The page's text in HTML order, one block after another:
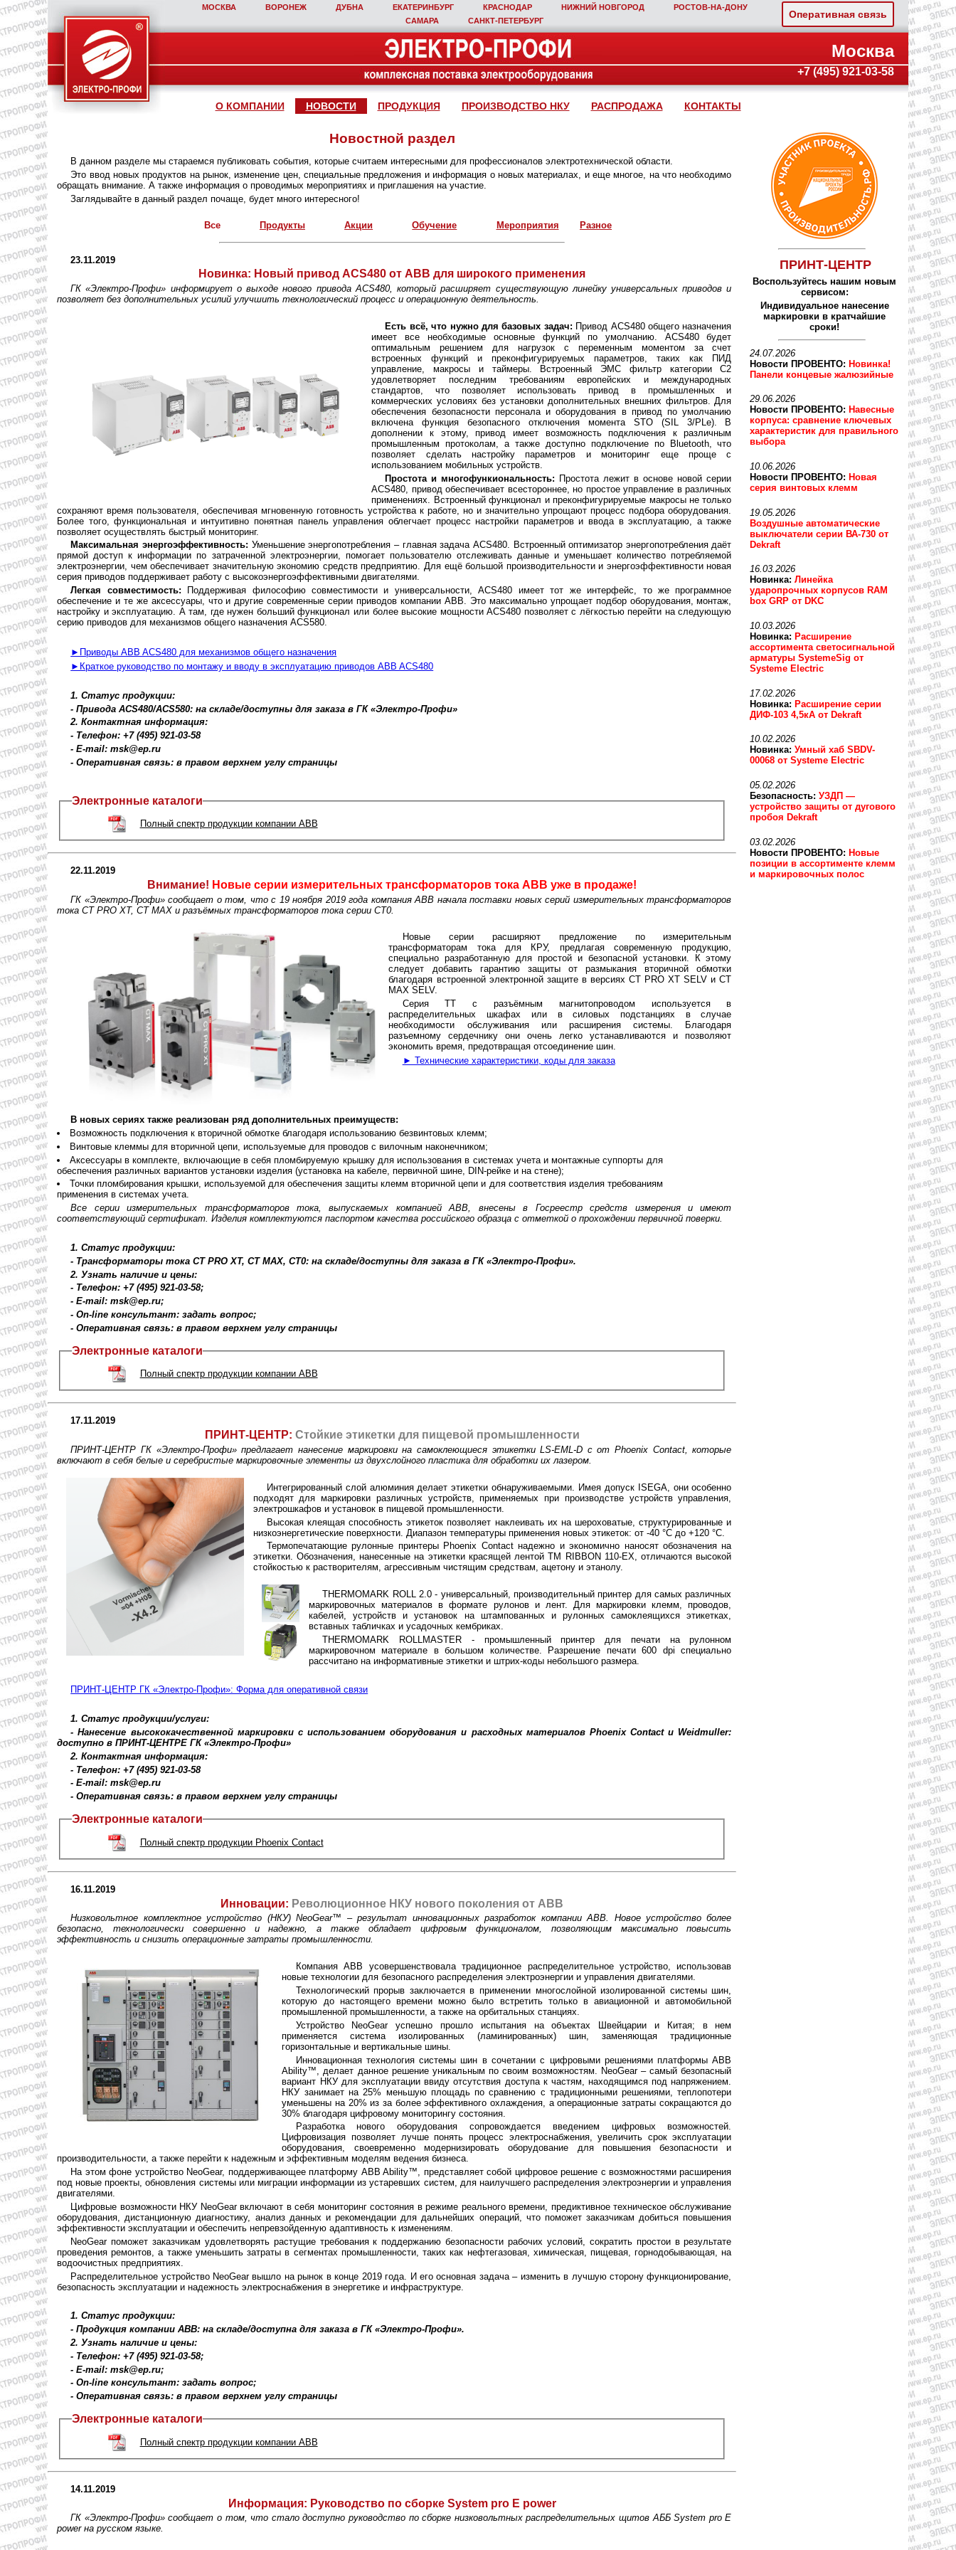
МОСКВА ВОРОНЕЖ ДУБНА ЕКАТЕРИНБУРГ КРАСНОДАР НИЖНИЙ НОВГОРОД
РОСТОВ‑НА‑ДОНУ
САМАРА
САНКТ‑ПЕТЕРБУРГ
Оперативная связь
Москва
+7 (495) 921-03-58
О КОМПАНИИ НОВОСТИ ПРОДУКЦИЯ ПРОИЗВОДСТВО НКУ РАСПРОДАЖА КОНТАКТЫ
Новостной раздел
В данном разделе мы стараемся публиковать события, которые считаем интересными для профессионалов электротехнической области.
Это ввод новых продуктов на рынок, изменение цен, специальные предложения и информация о новых материалах, и еще многое, на что необходимо
обращать внимание. А также информация о проводимых мероприятиях и приглашения на участие.
Заглядывайте в данный раздел почаще, будет много интересного!
Все Продукты Акции Обучение Мероприятия Разное
23.11.2019
Новинка: Новый привод ACS480 от АВВ для широкого применения
ГК «Электро-Профи» информирует о выходе нового привода ACS480, который расширяет существующую линейку универсальных приводов и
позволяет без дополнительных усилий улучшить технологический процесс и операционную деятельность.
Есть всё, что нужно для базовых задач: Привод ACS480 общего назначения
имеет все необходимые основные функций по умолчанию. ACS480 будет
оптимальным решением для нагрузок с переменным моментом за счет
встроенных функций и преконфигурируемых параметров, таких как ПИД
управление, макросы и таймеры. Встроенный ЭМС фильтр категории С2
удовлетворяет последним требованиям европейских и международных
стандартов, что позволяет использовать привод в промышленных и
коммерческих условиях без установки дополнительных внешних фильтров. Для
обеспечения безопасности персонала и оборудования в привод по умолчанию
включена функция безопасного отключения момента STO (SIL 3/PLe). В
дополнении к этому, привод имеет возможность подключения к различным
промышленным протоколам, а также доступно подключение по Bluetooth, что
позволяет сделать настройку параметров и мониторинг еще проще с
использованием мобильных устройств.
Простота и многофункиональность: Простота лежит в основе новой серии
ACS480, привод обеспечивает всестороннее, но простое управление в различных
применениях. Встроенный функционал и преконфигурируемые макросы не только
сохраняют время пользователя, обеспечивая мгновенную готовность устройства к работе, но и значительно упрощают процесс подбора оборудования.
Более того, функциональная и интуитивно понятная панель управления облегчает процесс настройки параметров и ввода в эксплуатацию, а также
позволяет осуществлять быстрый мониторинг.
Максимальная энергоэффективность: Уменьшение энергопотребления – главная задача ACS480. Встроенный оптимизатор энергопотребления даёт
прямой доступ к информации по затраченной электроэнергии, помогает пользователю отслеживать данные и уменьшает количество потребляемой
электроэнергии, чем обеспечивает значительную экономию средств предприятию. Для ещё большой производительности и энергоэффективности новая
серия приводов поддерживает работу с высокоэнергоэффективными двигателями.
Легкая совместимость: Поддерживая философию совместимости и универсальности, ACS480 имеет тот же интерфейс, то же программное
обеспечение и те же аксессуары, что и другие современные серии приводов компании АВВ. Это максимально упрощает подбор оборудования, монтаж,
настройку и эксплуатацию. А там, где нужен больший функционал или более высокие мощности ACS480 позволяет с лёгкостью перейти на следующую
серию приводов для механизмов общего назначения ACS580.
►Приводы АBB ACS480 для механизмов общего назначения
►Краткое руководство по монтажу и вводу в эксплуатацию приводов АBB ACS480
1. Статус продукции:
- Привода ACS480/ACS580: на складе/доступны для заказа в ГК «Электро-Профи»
2. Контактная информация:
- Телефон: +7 (495) 921-03-58
- E-mail: msk@ep.ru
- Оперативная связь: в правом верхнем углу страницы
Электронные каталоги
Полный спектр продукции компании ABB
22.11.2019
Внимание! Новые серии измерительных трансформаторов тока ABB уже в продаже!
ГК «Электро-Профи» сообщает о том, что с 19 ноября 2019 года компания ABB начала поставки новых серий измерительных трансформаторов
тока СT PRO XT, CT MAX и разъёмных трансформаторов тока серии CT0.
Новые серии расширяют предложение по измерительным
трансформаторам тока для КРУ, предлагая современную продукцию,
специально разработанную для простой и безопасной установки. К этому
следует добавить гарантию защиты от размыкания вторичной обмотки
благодаря встроенной электронной защите в версиях CT PRO XT SELV и CT
MAX SELV.
Серия ТТ с разъёмным магнитопроводом используется в
распределительных шкафах или в силовых подстанциях в случае
необходимости обслуживания или расширения системы. Благодаря
разъемному сердечнику они очень легко устанавливаются и позволяют
экономить время, предотвращая отсоединение шин.
► Технические характеристики, коды для заказа
В новых сериях также реализован ряд дополнительных преимуществ:
Возможность подключения к вторичной обмотке благодаря использованию безвинтовых клемм;
Винтовые клеммы для вторичной цепи, используемые для проводов с вилочным наконечником;
Аксессуары в комплекте, включающие в себя пломбируемую крышку для использования в системах учета и монтажные суппорты для
обеспечения различных вариантов установки изделия (установка на кабеле, первичной шине, DIN-рейке и на стене);
Точки пломбирования крышки, используемой для обеспечения защиты клемм вторичной цепи и для соответствия изделия требованиям
применения в системах учета.
Все серии измерительных трансформаторов тока, выпускаемых компанией ABB, внесены в Госреестр средств измерения и имеют
соответствующий сертификат. Изделия комплектуются паспортом качества российского образца с отметкой о прохождении первичной поверки.
1. Статус продукции:
- Трансформаторы тока СT PRO XT, CT MAX, CT0: на складе/доступны для заказа в ГК «Электро-Профи».
2. Узнать наличие и цены:
- Телефон: +7 (495) 921-03-58;
- E-mail: msk@ep.ru;
- On-line консультант: задать вопрос;
- Оперативная связь: в правом верхнем углу страницы
Электронные каталоги
Полный спектр продукции компании ABB
17.11.2019
ПРИНТ-ЦЕНТР: Стойкие этикетки для пищевой промышленности
ПРИНТ-ЦЕНТР ГК «Электро-Профи» предлагает нанесение маркировки на самоклеющиеся этикетки LS-EML-D с от Phoenix Contact, которые
включают в себя белые и серебристые маркировочные элементы из двухслойного пластика для обработки их лазером.
Интегрированный слой алюминия делает этикетки обнаруживаемыми. Имея допуск ISEGA, они особенно
подходят для маркировки различных устройств, применяемых при производстве устройств управления,
электрошкафов и установок в пищевой промышленности.
Высокая клеящая способность этикеток позволяет наклеивать их на шероховатые, структурированные и
низкоэнергетические поверхности. Диапазон температуры применения новых этикеток: от -40 °C до +120 °C.
Термопечатающие рулонные принтеры Phoenix Contact надежно и экономично наносят обозначения на
этикетки. Обозначения, нанесенные на этикетки красящей лентой TM RIBBON 110-EX, отличаются высокой
стойкостью к растворителям, агрессивным чистящим средствам, ацетону и этанолу.
THERMOMARK ROLL 2.0 - универсальный, производительный принтер для самых различных
маркировочных материалов в формате рулонов и лент. Для маркировки клемм, проводов,
кабелей, устройств и установок на штампованных и рулонных самоклеящихся этикетках,
вставных табличках и усадочных кембриках.
THERMOMARK ROLLMASTER - промышленный принтер для печати на рулонном
маркировочном материале в большом количестве. Разрешение печати 600 dpi специально
рассчитано на информативные этикетки и штрих-коды небольшого размера.
ПРИНТ-ЦЕНТР ГК «Электро-Профи»: Форма для оперативной связи
1. Статус продукции/услуги:
- Нанесение высококачественной маркировки с использованием оборудования и расходных материалов Phoenix Contact и Weidmuller:
доступно в ПРИНТ-ЦЕНТРЕ ГК «Электро-Профи»
2. Контактная информация:
- Телефон: +7 (495) 921-03-58
- E-mail: msk@ep.ru
- Оперативная связь: в правом верхнем углу страницы
Электронные каталоги
Полный спектр продукции Phoenix Contact
16.11.2019
Инновации: Революционное НКУ нового поколения от ABB
Низковольтное комплектное устройство (НКУ) NeoGear™ – результат инновационных разработок компании ABB. Новое устройство более
безопасно, технологически совершенно и надежно, а также обладает цифровым функционалом, позволяющим максимально повысить
эффективность и снизить операционные затраты промышленности.
Компания ABB усовершенствовала традиционное распределительное устройство, использовав
новые технологии для безопасного распределения электроэнергии и управления двигателями.
Технологический прорыв заключается в применении многослойной изолированной системы шин,
которую до настоящего времени можно было встретить только в авиационной и автомобильной
промышленной промышленности, а также на орбитальных станциях.
Устройство NeoGear успешно прошло испытания на объектах Швейцарии и Китая; в нем
применяется система изолированных (ламинированных) шин, заменяющая традиционные
горизонтальные и вертикальные шины.
Инновационная технология системы шин в сочетании с цифровыми решениями платформы ABB
Ability™, делает данное решение уникальным по своим возможностям. NeoGear – самый безопасный
вариант НКУ для эксплуатации ввиду отсутствия доступа к частям, находящимся под напряжением.
НКУ занимает на 25% меньшую площадь по сравнению с традиционными решениями, теплопотери
уменьшены на 20% из за более эффективного охлаждения, а операционные затраты сокращаются до
30% благодаря цифровому мониторингу состояния.
Разработка нового оборудования сопровождается введением цифровых возможностей.
Цифровизация позволяет лучше понять процесс электроснабжения, увеличить срок эксплуатации
оборудования, своевременно модернизировать оборудование для повышения безопасности и
производительности, а также перейти к надежным и эффективным моделям ведения бизнеса.
На этом фоне устройство NeoGear, поддерживающее платформу ABB Ability™, представляет собой цифровое решение с возможностями расширения
под новые проекты, обновления системы или миграции информации из устаревших систем, для наилучшего распределения электроэнергии и управления
двигателями.
Цифровые возможности НКУ NeoGear включают в себя мониторинг состояния в режиме реального времени, предиктивное техническое обслуживание
оборудования, дистанционную диагностику, анализ данных и рекомендации для дальнейших операций, что поможет заказчикам добиться повышения
эффективности эксплуатации и обеспечить непревзойденную адаптивность к изменениям.
NeoGear поможет заказчикам удовлетворять растущие требования к поддержанию безопасности рабочих условий, сократить простои в результате
проведения ремонтов, а также уменьшить затраты в сегментах промышленности, таких как нефтегазовая, химическая, пищевая, горнодобывающая, на
водоочистных предприятиях.
Распределительное устройство NeoGear вышло на рынок в конце 2019 года. И его основная задача – изменить в лучшую сторону функционирование,
безопасность эксплуатации и надежность электроснабжения в энергетике и инфраструктуре.
1. Статус продукции:
- Продукция компании ABB: на складе/доступна для заказа в ГК «Электро-Профи».
2. Узнать наличие и цены:
- Телефон: +7 (495) 921-03-58;
- E-mail: msk@ep.ru;
- On-line консультант: задать вопрос;
- Оперативная связь: в правом верхнем углу страницы
Электронные каталоги
Полный спектр продукции компании ABB
14.11.2019
Информация: Руководство по сборке System pro E power
ГК «Электро-Профи» сообщает о том, что стало доступно руководство по сборке низковольтных распределительных щитов АББ System pro E
power на русском языке.
ПРИНТ-ЦЕНТР
Воспользуйтесь нашим новым
сервисом:
Индивидуальное нанесение
маркировки в кратчайшие
сроки!
24.07.2026
Новости ПРОВЕНТО: Новинка!
Панели концевые жалюзийные
29.06.2026
Новости ПРОВЕНТО: Навесные
корпуса: сравнение ключевых
характеристик для правильного
выбора
10.06.2026
Новости ПРОВЕНТО: Новая
серия винтовых клемм
19.05.2026
Воздушные автоматические
выключатели серии ВА-730 от
Dekraft
16.03.2026
Новинка: Линейка
ударопрочных корпусов RAM
box GRP от DKC
10.03.2026
Новинка: Расширение
ассортимента светосигнальной
арматуры SystemeSig от
Systeme Electric
17.02.2026
Новинка: Расширение серии
ДИФ-103 4,5кА от Dekraft
10.02.2026
Новинка: Умный хаб SBDV-
00068 от Systeme Electric
05.02.2026
Безопасность: УЗДП —
устройство защиты от дугового
пробоя Dekraft
03.02.2026
Новости ПРОВЕНТО: Новые
позиции в ассортименте клемм
и маркировочных полос